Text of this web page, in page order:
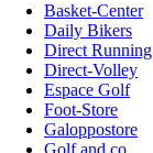
Basket-Center
Daily Bikers
Direct Running
Direct-Volley
Espace Golf
Foot-Store
Galoppostore